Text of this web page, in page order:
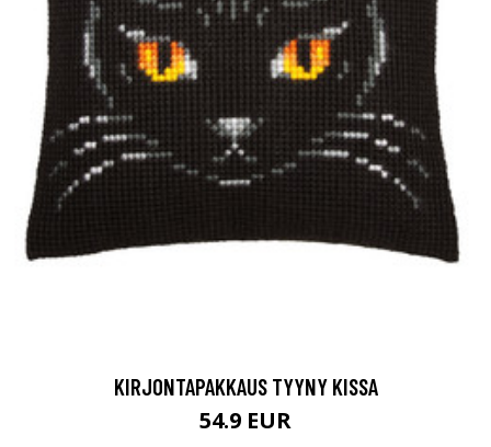
KIRJONTAPAKKAUS TYYNY KISSA
54.9 EUR